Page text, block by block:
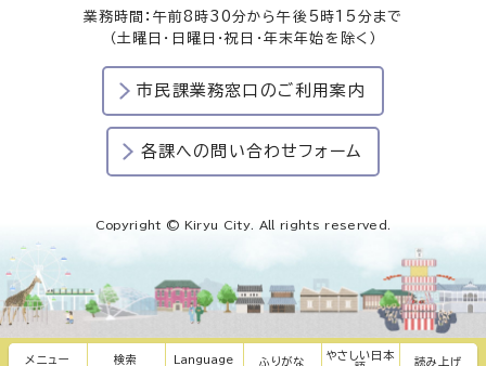
メニュー 検索 Language ふりがな
やさしい日本
読み上げ
業務時間：午前8時30分から午後5時15分まで
（土曜日・日曜日・祝日・年末年始を除く）
市民課業務窓口のご利用案内
各課への問い合わせフォーム
Copyright © Kiryu City. All rights reserved.